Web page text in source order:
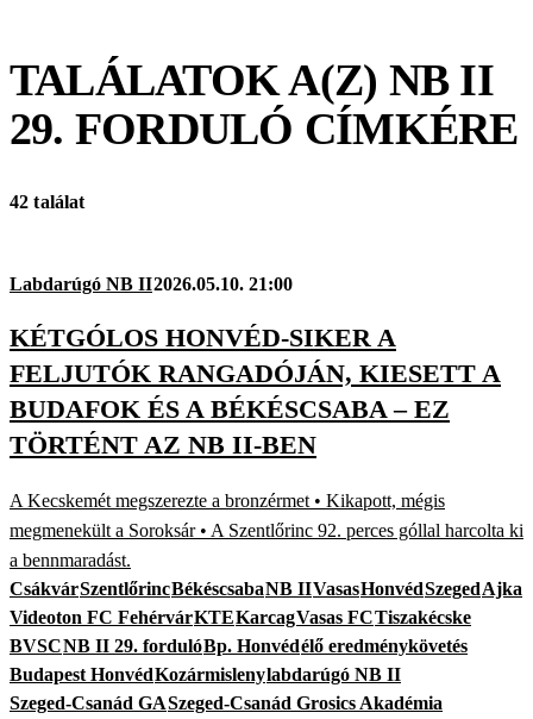
TALÁLATOK A(Z) NB II
29. FORDULÓ CÍMKÉRE
42 találat
Labdarúgó NB II2026.05.10. 21:00
KÉTGÓLOS HONVÉD-SIKER A
FELJUTÓK RANGADÓJÁN, KIESETT A
BUDAFOK ÉS A BÉKÉSCSABA – EZ
TÖRTÉNT AZ NB II-BEN
A Kecskemét megszerezte a bronzérmet • Kikapott, mégis
megmenekült a Soroksár • A Szentlőrinc 92. perces góllal harcolta ki
a bennmaradást.
CsákvárSzentlőrincBékéscsabaNB IIVasasHonvédSzegedAjka
Videoton FC FehérvárKTEKarcagVasas FCTiszakécske
BVSCNB II 29. fordulóBp. Honvédélő eredménykövetés
Budapest HonvédKozármislenylabdarúgó NB II
Szeged-Csanád GASzeged-Csanád Grosics Akadémia